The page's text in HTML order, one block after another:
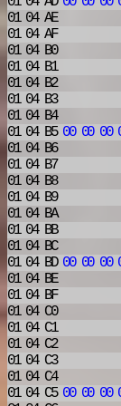
01 04 AE
01 04 AF
01 04 B0
01 04 B1
01 04 B2
01 04 B3
01 04 B4
01 04 B5 00 00 00
01 04 B6
01 04 B7
01 04 B8
01 04 B9
01 04 BA
01 04 BB
01 04 BC
01 04 BD 00 00 00
01 04 BE
01 04 BF
01 04 C0
01 04 C1
01 04 C2
01 04 C3
01 04 C4
01 04 C5 00 00 00